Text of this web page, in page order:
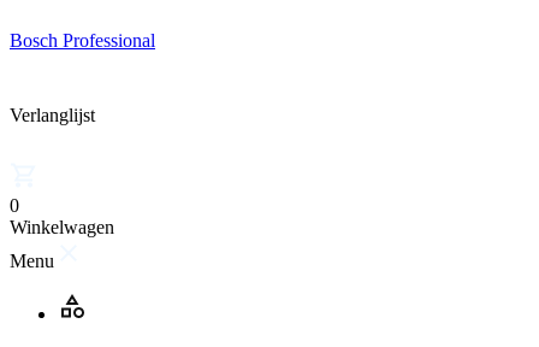
Bosch Professional
Verlanglijst
0
Winkelwagen
Menu